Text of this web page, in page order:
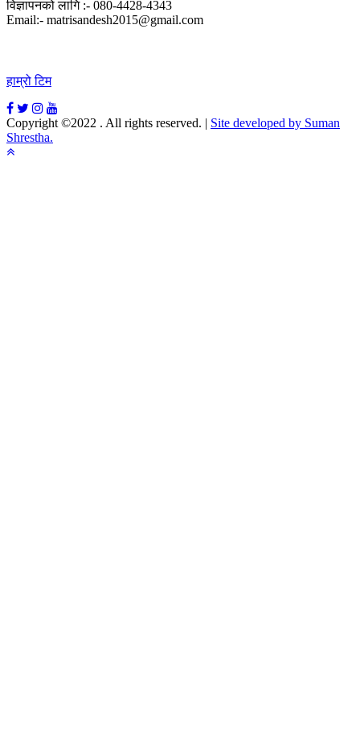
विज्ञापनको लागि :- 080-4428-4343
Email:- matrisandesh2015@gmail.com
हाम्रो टिम
Copyright ©2022 . All rights reserved. | Site developed by Suman
Shrestha.